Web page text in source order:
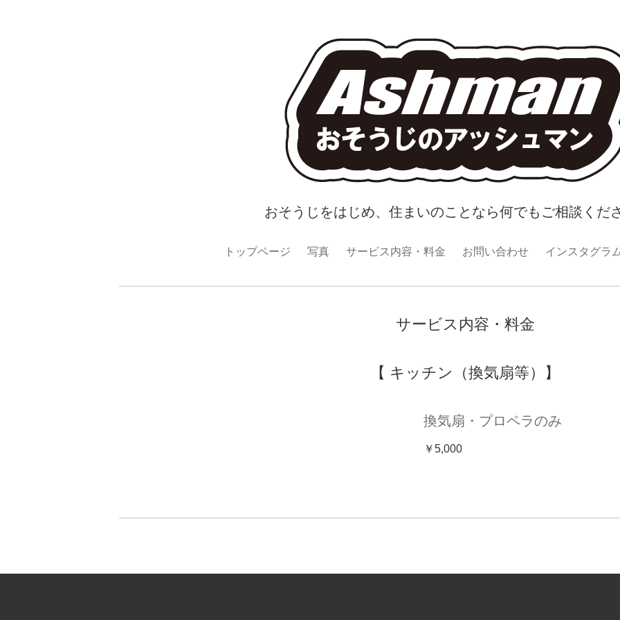
おそうじをはじめ、住まいのことなら何でもご相談くだ
トップページ 写真 サービス内容・料金 お問い合わせ インスタグラ
サービス内容・料金
【 キッチン（換気扇等）】
換気扇・プロペラのみ
￥5,000